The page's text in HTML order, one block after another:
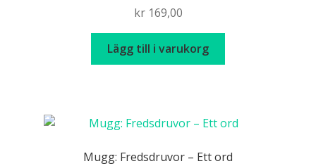
kr169,00
Lägg till i varukorg
Mugg: Fredsdruvor – Ett ord